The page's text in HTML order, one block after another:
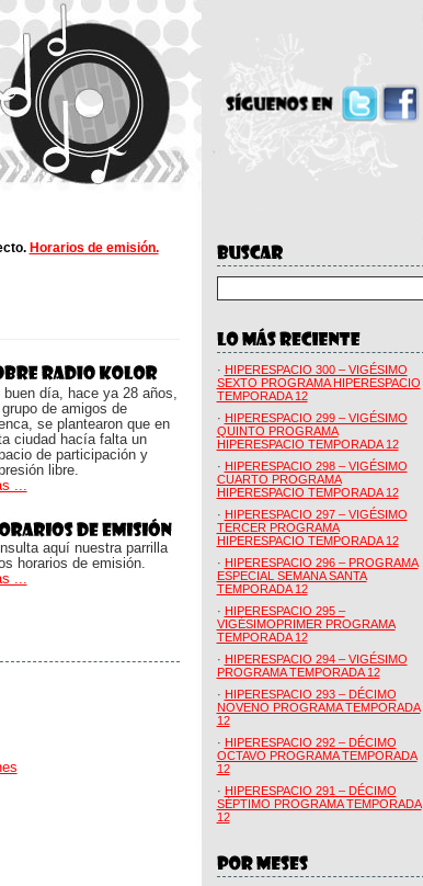
Horarios de emisión.
buen día, hace ya 28 años,
de amigos de
se plantearon que en
ciudad hacía falta un
de participación y
libre.
...
aquí nuestra parrilla
horarios de emisión.
...
· HIPERESPACIO 300 – VIGÉSIMO
SEXTO PROGRAMA HIPERESPACIO
TEMPORADA 12
· HIPERESPACIO 299 – VIGÉSIMO
QUINTO PROGRAMA
HIPERESPACIO TEMPORADA 12
· HIPERESPACIO 298 – VIGÉSIMO
CUARTO PROGRAMA
HIPERESPACIO TEMPORADA 12
· HIPERESPACIO 297 – VIGÉSIMO
TERCER PROGRAMA
HIPERESPACIO TEMPORADA 12
· HIPERESPACIO 296 – PROGRAMA
ESPECIAL SEMANA SANTA
TEMPORADA 12
· HIPERESPACIO 295 –
VIGÉSIMOPRIMER PROGRAMA
TEMPORADA 12
· HIPERESPACIO 294 – VIGÉSIMO
PROGRAMA TEMPORADA 12
· HIPERESPACIO 293 – DÉCIMO
NOVENO PROGRAMA TEMPORADA
12
· HIPERESPACIO 292 – DÉCIMO
OCTAVO PROGRAMA TEMPORADA
12
· HIPERESPACIO 291 – DÉCIMO
SÉPTIMO PROGRAMA TEMPORADA
12